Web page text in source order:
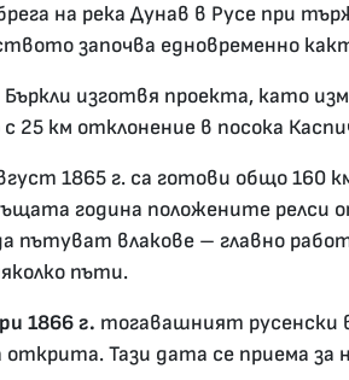
на река Дунав в Русе при
започва едновременно
изготвя проекта, като
25 км отклонение в посока
1865 г. са готови общо 160
година положените релси
пътуват влакове – главно
пъти.
1866 г. тогавашният русенски
открита. Тази дата се приема